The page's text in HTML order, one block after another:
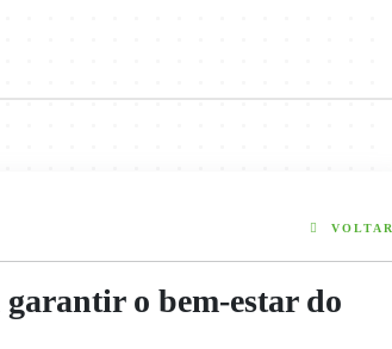
VOLTAR
o bem-estar do